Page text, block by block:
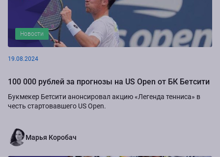
Новости
19.08.2024
100 000 рублей за прогнозы на US Open от БК Бетсити
Букмекер Бетсити анонсировал акцию «Легенда тенниса» в
честь стартовавшего US Open.
Марья Коробач